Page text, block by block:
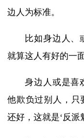
边人为标准。
比如身边人、
就算这人有好的一
身边人或是喜
他欺负过别人，只
还好，这就是‘反派